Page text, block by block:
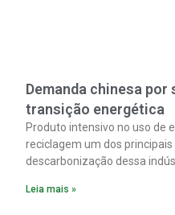
Demanda chinesa
transição energética
Produto intensivo no uso de
reciclagem um dos
descarbonização dessa
material. A produção de um
Leia mais »